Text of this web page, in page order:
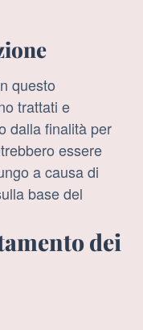
questo
trattati e
dalla finalità per
essere
a causa di
base del
dei